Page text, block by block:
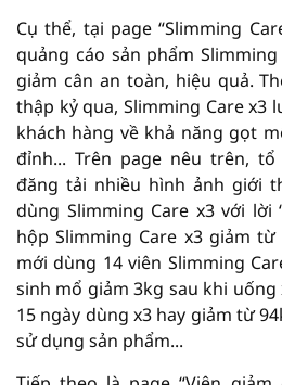
Cụ thể, tại page “Slimming
quảng cáo sản phẩm
giảm cân an toàn, hiệu quả.
thập kỷ qua, Slimming Care x3
khách hàng về khả năng gọt
đỉnh... Trên page nêu trên,
đăng tải nhiều hình ảnh giới
dùng Slimming Care x3 với lời
hộp Slimming Care x3 giảm
mới dùng 14 viên Slimming
sinh mổ giảm 3kg sau khi uống
15 ngày dùng x3 hay giảm từ
sử dụng sản phẩm...